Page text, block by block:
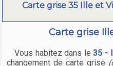
Carte grise 35 Ille et
Carte grise
Vous habitez dans le35 -
changement de carte grise